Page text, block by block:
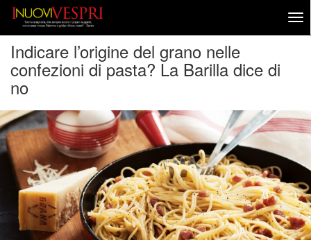
Indicare l’origine del grano nelle
confezioni di pasta? La Barilla dice di
no